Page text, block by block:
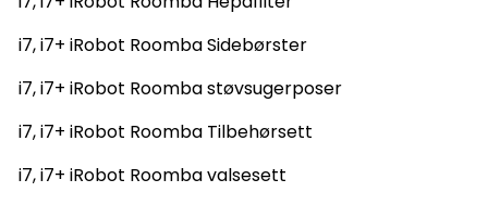
i7, i7+ iRobot Roomba Sidebørster
i7, i7+ iRobot Roomba støvsugerposer
i7, i7+ iRobot Roomba Tilbehørsett
i7, i7+ iRobot Roomba valsesett